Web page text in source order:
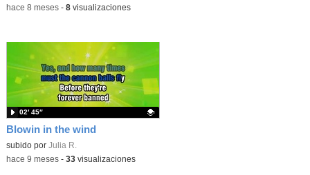
-hace 8 meses- 8visualizaciones
Blowin in the wind
Contenido educativo.
subido por Julia R.
02′ 45″
-hace 9 meses- 33visualizaciones